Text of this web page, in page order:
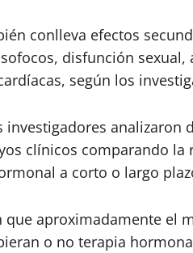
conlleva efectos
disfunción
según los
investigadores analizaron
clínicos comparando
a corto o largo
aproximadamente el
o no terapia